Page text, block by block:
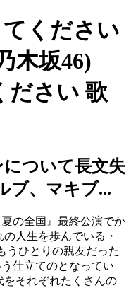
ください
木坂46)
ださい 歌
ついて長文失
ブ、マキブ...
の全国』最終公演でか
人生を歩んでいる・
うひとりの親友だった
仕立てのとなってい
をそれぞれたくさんの